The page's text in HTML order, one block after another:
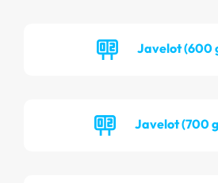
Javelot (600
Javelot (700